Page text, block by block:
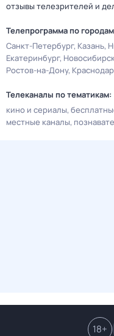
отзывы телезрителей и
Телепрограмма по
Санкт-Петербург Казань
Екатеринбург
Ростов-на-Дону Краснодар
Телеканалы по тематикам:
кино и сериалы
местные каналы
18+